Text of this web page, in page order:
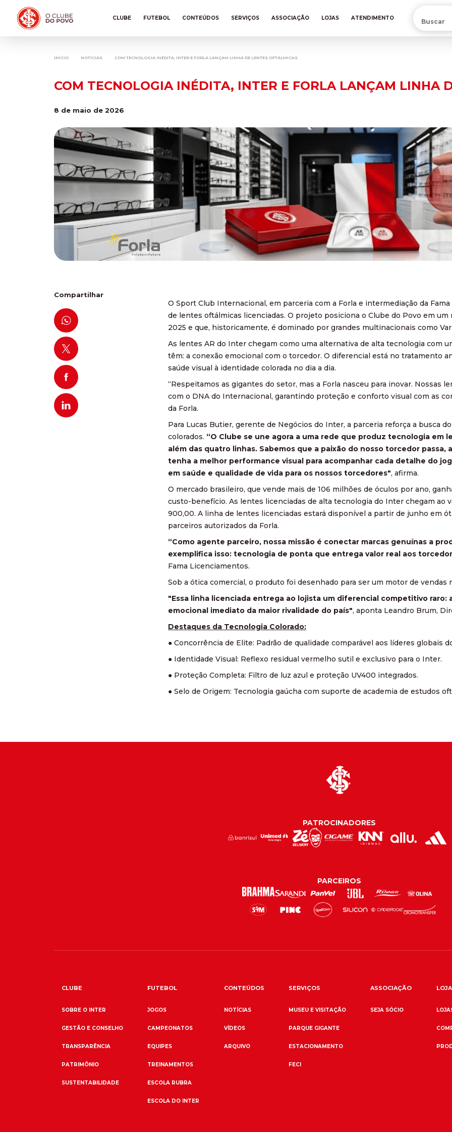
CLUBE FUTEBOL CONTEÚDOS SERVIÇOS ASSOCIAÇÃO LOJAS ATENDIMENTO
INÍCIO NOTÍCIAS COM TECNOLOGIA INÉDITA, INTER E FORLA LANÇAM LINHA DE LENTES OFTÁLMICAS
COM TECNOLOGIA INÉDITA, INTER E FORLA LANÇAM LINHA
8 de maio de 2026
Compartilhar
O Sport Club Internacional, em parceria com a Forla e intermediação da
de lentes oftálmicas licenciadas. O projeto posiciona o Clube do Povo em
2025 e que, historicamente, é dominado por grandes multinacionais como
As lentes AR do Inter chegam como uma alternativa de alta tecnologia com
têm: a conexão emocional com o torcedor. O diferencial está no tratamento
saúde visual à identidade colorada no dia a dia.
“Respeitamos as gigantes do setor, mas a Forla nasceu para inovar. Nossas
com o DNA do Internacional, garantindo proteção e conforto visual com as
da Forla.
Para Lucas Butier, gerente de Negócios do Inter, a parceria reforça a busca
colorados. “O Clube se une agora a uma rede que produz tecnologia
além das quatro linhas. Sabemos que a paixão do nosso torcedor
tenha a melhor performance visual para acompanhar cada detalhe do
em saúde e qualidade de vida para os nossos torcedores", afirma.
O mercado brasileiro, que vende mais de 106 milhões de óculos por ano,
custo-benefício. As lentes licenciadas de alta tecnologia do Inter chegam ao
900,00. A linha de lentes licenciadas estará disponível a partir de junho em
parceiros autorizados da Forla.
“Como agente parceiro, nossa missão é conectar marcas genuínas a
exemplifica isso: tecnologia de ponta que entrega valor real aos
Fama Licenciamentos.
Sob a ótica comercial, o produto foi desenhado para ser um motor de vendas
"Essa linha licenciada entrega ao lojista um diferencial competitivo
emocional imediato da maior rivalidade do país", aponta Leandro Brum,
Destaques da Tecnologia Colorado:
● Concorrência de Elite: Padrão de qualidade comparável aos líderes globais
● Identidade Visual: Reflexo residual vermelho sutil e exclusivo para o Inter.
● Proteção Completa: Filtro de luz azul e proteção UV400 integrados.
● Selo de Origem: Tecnologia gaúcha com suporte de academia de estudos
PATROCINADORES
PARCEIROS
CLUBE
SOBRE O INTER
GESTÃO E CONSELHO
TRANSPARÊNCIA
PATRIMÔNIO
SUSTENTABILIDADE
FUTEBOL
JOGOS
CAMPEONATOS
EQUIPES
TREINAMENTOS
ESCOLA RUBRA
ESCOLA DO INTER
CONTEÚDOS
NOTÍCIAS
VÍDEOS
ARQUIVO
SERVIÇOS
MUSEU E VISITAÇÃO
PARQUE GIGANTE
ESTACIONAMENTO
FECI
ASSOCIAÇÃO
SEJA SÓCIO